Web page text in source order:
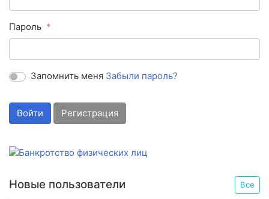
Пароль
Запомнить меня Забыли пароль?
Войти Регистрация
Новые пользователи Все